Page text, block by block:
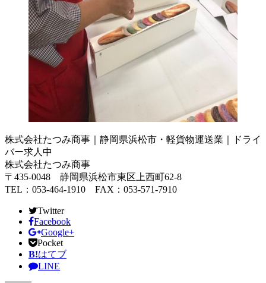
株式会社たつみ商事｜静岡県浜松市・軽貨物運送業｜ドライ
バー求人中
株式会社たつみ商事
〒435-0048 静岡県浜松市東区上西町62-8
TEL：053-464-1910 FAX：053-571-7910
Twitter
Facebook
Google+
Pocket
B!はてブ
LINE